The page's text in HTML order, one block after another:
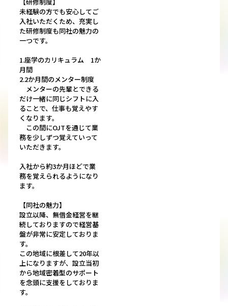
【研修制度】
未経験の方でも安心してご
入社いただくため、充実し
た研修制度も同社の魅力の
一つです。
1.座学のカリキュラム 1か
月間
2.2か月間のメンター制度
メンターの先輩とできる
だけ一緒に同じシフトに入
ることで、仕事も覚えやす
くなります。
この間にOJTを通じて業
務を少しずつ覚えていって
いただきます。
入社から約3か月ほどで業
務を覚えられるようになり
ます。
【同社の魅力】
設立以降、無借金経営を継
続しておりますので経営基
盤が非常に安定しておりま
す。
この地域に根差して20年以
上になりますが、設立当初
から地域密着型のサポート
を念頭に支援をしておりま
す。